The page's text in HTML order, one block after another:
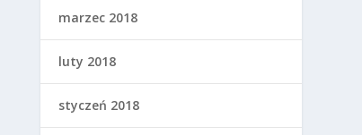
marzec 2018
luty 2018
styczeń 2018